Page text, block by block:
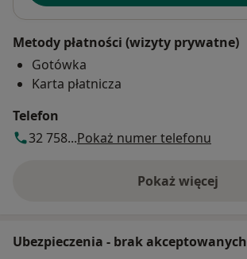
Metody płatności (wizyty prywatne)
Gotówka
Karta płatnicza
Telefon
32 758...Pokaż numer telefonu
Pokaż więcej
o adresie
Ubezpieczenia - brak akceptowanych